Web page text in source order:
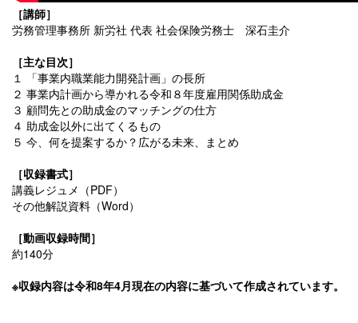
［講師］
労務管理事務所 新労社 代表 社会保険労務士 深石圭介
［主な目次］
１ 「事業内職業能力開発計画」の長所
２ 事業内計画から導かれる令和８年度雇用関係助成金
３ 顧問先との助成金のマッチングの仕方
４ 助成金以外に出てくるもの
５ 今、何を提案するか？広がる未来、まとめ
［収録書式］
講義レジュメ（PDF）
その他解説資料（Word）
［動画収録時間］
約140分
※収録内容は令和8年4月現在の内容に基づいて作成されています。